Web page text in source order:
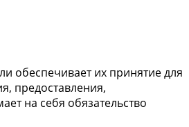
обеспечивает их принятие для
предоставления,
на себя обязательство